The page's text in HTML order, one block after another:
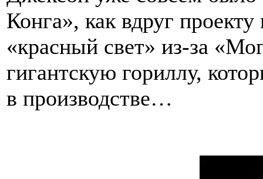
Конга», как вдруг
«красный свет» из-за
гигантскую гориллу,
в производстве…